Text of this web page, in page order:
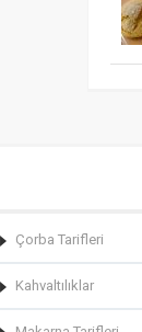
Çorba Tarifleri
Kahvaltılıklar